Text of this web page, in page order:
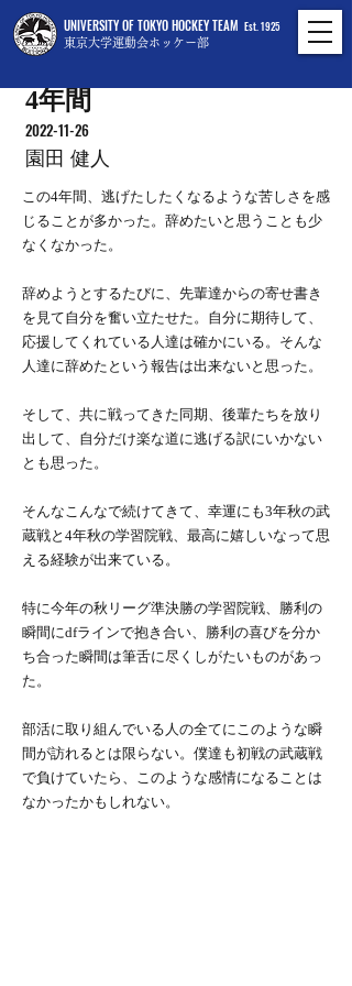
UNIVERSITY OF TOKYO HOCKEY TEAM
東京大学運動会ホッケー部
Est. 1925
4年間
2022-11-26
園田 健人
この4年間、逃げたしたくなるような苦しさを感
じることが多かった。辞めたいと思うことも少
なくなかった。
辞めようとするたびに、先輩達からの寄せ書き
を見て自分を奮い立たせた。自分に期待して、
応援してくれている人達は確かにいる。そんな
人達に辞めたという報告は出来ないと思った。
そして、共に戦ってきた同期、後輩たちを放り
出して、自分だけ楽な道に逃げる訳にいかない
とも思った。
そんなこんなで続けてきて、幸運にも3年秋の武
蔵戦と4年秋の学習院戦、最高に嬉しいなって思
える経験が出来ている。
特に今年の秋リーグ準決勝の学習院戦、勝利の
瞬間にdfラインで抱き合い、勝利の喜びを分か
ち合った瞬間は筆舌に尽くしがたいものがあっ
た。
部活に取り組んでいる人の全てにこのような瞬
間が訪れるとは限らない。僕達も初戦の武蔵戦
で負けていたら、このような感情になることは
なかったかもしれない。